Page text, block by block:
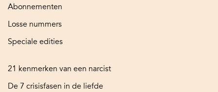
Abonnementen
Losse nummers
Speciale edities
21 kenmerken van een narcist
De 7 crisisfasen in de liefde